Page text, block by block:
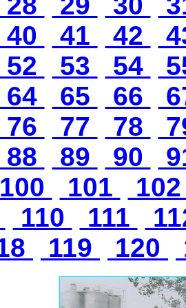
40 41 42
52 53 54
64 65 66
76 77 78
88 89 90
100 101
110 111
119 120